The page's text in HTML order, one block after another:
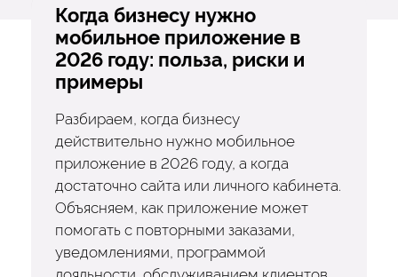
Когда бизнесу нужно
мобильное приложение в
2026 году: польза, риски и
примеры
Разбираем, когда бизнесу
действительно нужно мобильное
приложение в 2026 году, а когда
достаточно сайта или личного кабинета.
Объясняем, как приложение может
помогать с повторными заказами,
уведомлениями, программой